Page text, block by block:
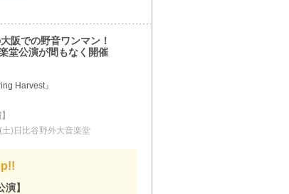
阪での野音ワンマン！
堂公演が間もなく開催
Harvest』
)日比谷野外大音楽堂
演】